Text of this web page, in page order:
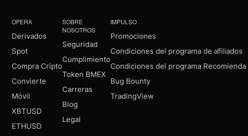
OPERA
Derivados
Spot
Compra Cripto
Convierte
Móvil
XBTUSD
ETHUSD
SOBRE
NOSOTROS
Seguridad
Cumplimiento
Token BMEX
Carreras
Blog
Legal
IMPULSO
Promociones
Condiciones del programa de afiliados
Condiciones del programa Recomienda
Bug Bounty
TradingView